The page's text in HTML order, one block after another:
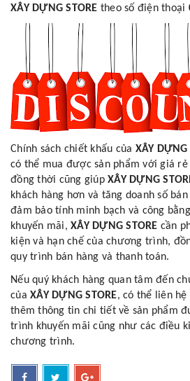
XÂY DỰNG STORE theo số điện thoại
Chính sách chiết khấu của XÂY DỰNG
có thể mua được sản phẩm với giá
đồng thời cũng giúp XÂY DỰNG
khách hàng hơn và tăng doanh số
đảm bảo tính minh bạch và công
khuyến mãi, XÂY DỰNG STORE cần
kiện và hạn chế của chương trình,
quy trình bán hàng và thanh toán.
Nếu quý khách hàng quan tâm đến
của XÂY DỰNG STORE, có thể liên
thêm thông tin chi tiết về sản phẩm
trình khuyến mãi cũng như các điều
chương trình.